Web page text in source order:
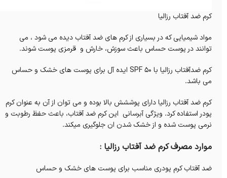
کرم ضد آفتاب رزالیا
مواد شیمیایی که در بسیاری از کرم های ضد آفتاب دیده می شود ، می
توانند در پوست حساس باعث سوزش، خارش و قرمزی پوست شوند.
کرم ضدآفتاب رزالیا با SPF 50 ایده آل برای پوست های خشک و حساس
می باشد.
کرم ضد آفتاب رزالیا دارای پوششش بالا بوده و می توان از آن به عنوان کرم
پودر استفاده کرد. ویژگی آبرسانی این کرم ضد آفتاب، باعث حفظ رطوبت و
نرمی پوست شده و از خشک شدن ان جلوگیری میکند.
موارد مصرف کرم ضد آفتاب رزالیا :
ضد آفتاب کرم پودری مناسب برای پوست های خشک و حساس